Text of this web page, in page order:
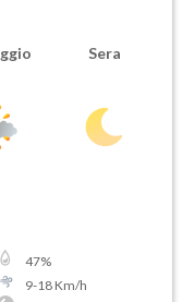
Sera
47%
9-18Km/h